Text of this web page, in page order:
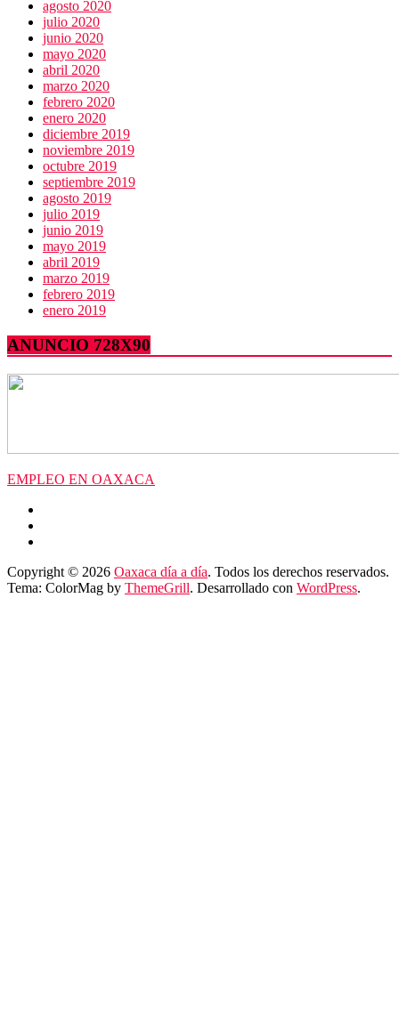
agosto 2020
julio 2020
junio 2020
mayo 2020
abril 2020
marzo 2020
febrero 2020
enero 2020
diciembre 2019
noviembre 2019
octubre 2019
septiembre 2019
agosto 2019
julio 2019
junio 2019
mayo 2019
abril 2019
marzo 2019
febrero 2019
enero 2019
ANUNCIO 728X90
EMPLEO EN OAXACA
Copyright © 2026 Oaxaca día a día. Todos los derechos reservados.
Tema: ColorMag by ThemeGrill. Desarrollado con WordPress.